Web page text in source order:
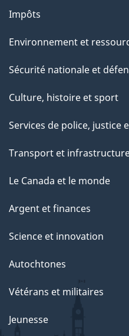
Impôts
Environnement et
Sécurité nationale et
Culture, histoire et sport
Services de police, justice
Transport et
Le Canada et le monde
Argent et finances
Science et innovation
Autochtones
Vétérans et militaires
Jeunesse